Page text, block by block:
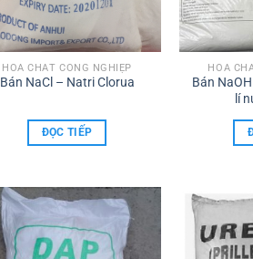
HÓA CHẤT CÔNG NGHIỆP
Bán NaCl – Natri Clorua
ĐỌC TIẾP
HÓA
Bán
lí